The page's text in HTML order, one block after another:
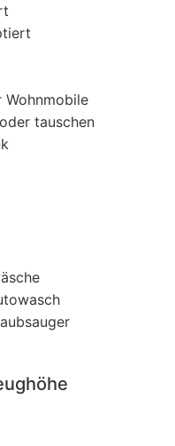
Wohnmobile
tauschen